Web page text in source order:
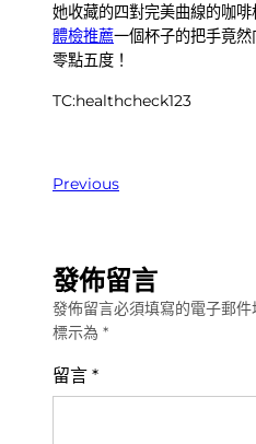
她收藏的四對完美曲線的咖
體檢推薦一個杯子的把手竟然
零點五度！
TC:healthcheck123
Previous
發佈留言
發佈留言必須填寫的電子郵件
標示為 *
留言 *